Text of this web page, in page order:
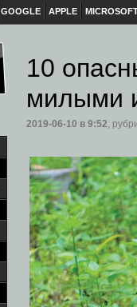
GOOGLE APPLE
10
милыми
2019-06-10 в 9:52,